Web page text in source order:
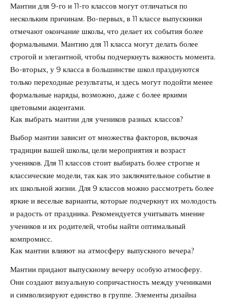
Мантии для 9-го и 11-го классов могут отличаться по
нескольким причинам. Во-первых, в 11 классе выпускники
отмечают окончание школы, что делает их события более
формальными. Мантию для 11 класса могут делать более
строгой и элегантной, чтобы подчеркнуть важность момента.
Во-вторых, у 9 класса в большинстве школ празднуются
только переходные результаты, и здесь могут подойти менее
формальные наряды, возможно, даже с более яркими
цветовыми акцентами.
Как выбрать мантии для учеников разных классов?
Выбор мантии зависит от множества факторов, включая
традиции вашей школы, цели мероприятия и возраст
учеников. Для 11 классов стоит выбирать более строгие и
классические модели, так как это заключительное событие в
их школьной жизни. Для 9 классов можно рассмотреть более
яркие и веселые варианты, которые подчеркнут их молодость
и радость от праздника. Рекомендуется учитывать мнение
учеников и их родителей, чтобы найти оптимальный
компромисс.
Как мантии влияют на атмосферу выпускного вечера?
Мантии придают выпускному вечеру особую атмосферу.
Они создают визуальную сопричастность между учениками
и символизируют единство в группе. Элементы дизайна